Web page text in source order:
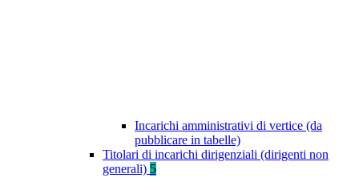
Incarichi amministrativi di vertice (da
pubblicare in tabelle)
Titolari di incarichi dirigenziali (dirigenti non
generali) 5